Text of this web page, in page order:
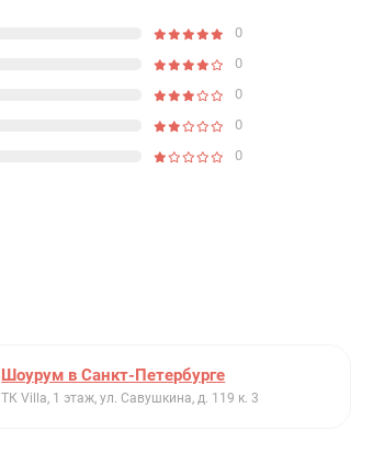
0
0
0
0
0
Шоурум в Санкт-Петербурге
ТК Villa, 1 этаж, ул. Савушкина, д. 119 к. 3